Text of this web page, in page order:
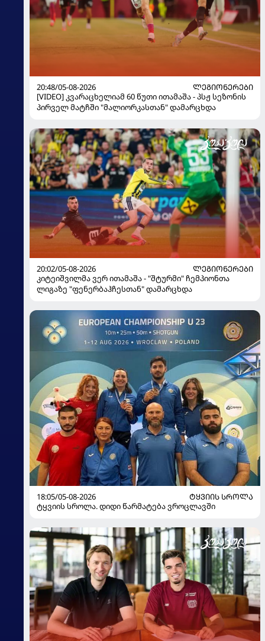
20:48/05-08-2026
ᲚᲔᲒᲘᲝᲜᲔᲠᲔᲑᲘ
[VIDEO] კვარაცხელიამ 60 წუთი ითამაშა - პსჟ სეზონის
პირველ მატჩში "მალიორკასთან" დამარცხდა
20:02/05-08-2026
ᲚᲔᲒᲘᲝᲜᲔᲠᲔᲑᲘ
კიტეიშვილმა ვერ ითამაშა - "შტურმი" ჩემპიონთა
ლიგაზე "ფენერბაჰჩესთან" დამარცხდა
18:05/05-08-2026
ᲢᲧᲕᲘᲘᲡ ᲡᲠᲝᲚᲐ
ტყვიის სროლა. დიდი წარმატება ვროცლავში